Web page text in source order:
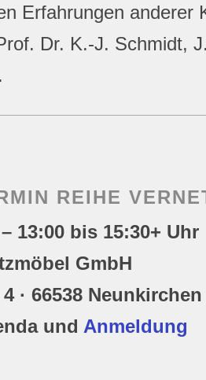
Erfahrungen anderer
Dr. K.-J. Schmidt,
REIHE
13:00 bis 15:30+ Uhr
GmbH
· 66538 Neunkirchen
und Anmeldung